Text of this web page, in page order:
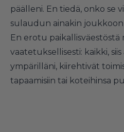
päälleni. En tiedä, onko se
sulaudun ainakin
En erotu paikallisväestöstä
vaatetuksellisesti: kaikki,
ympärilläni, kiirehtivät
tapaamisiin tai koteihinsa